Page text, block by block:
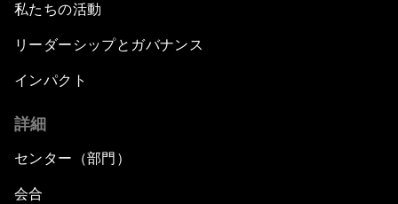
私たちの活動
リーダーシップとガバナンス
インパクト
詳細
センター（部門）
会合